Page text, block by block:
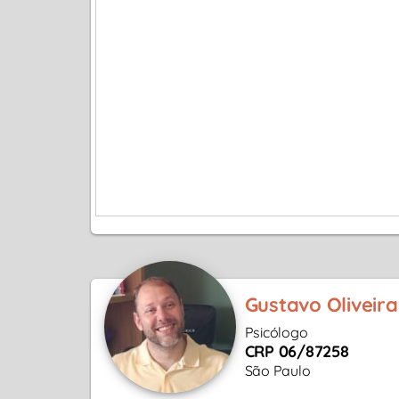
Gustavo Oliveira
Psicólogo
CRP 06/87258
São Paulo